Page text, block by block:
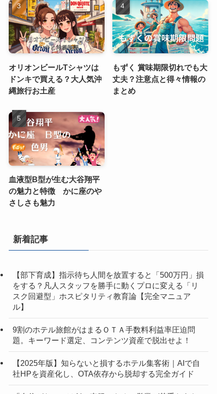
オリオンビールTシャツは
ドンキで買える？大人気沖
縄旅行お土産
もずく 賞味期限切れでも大
丈夫？注意点と得々情報の
まとめ
血液型B型が生む大谷翔平
の魅力と特徴 かに座のや
さしさも魅力
新着記事
【部下育成】指示待ち人間を放置すると「500万円」損
をする？凡人スタッフを勝手に動くプロに変える「リ
スク回避型」ホスピタリティ教育論【完全マニュア
ル】
9割のホテル旅館がはまるＯＴＡ手数料利益率圧迫問
題。キーワード選定、コンテンツ資産で脱出せよ！
【2025年版】知らないと損するホテル集客術｜AIで自
社HPを資産化し、OTA依存から脱却する完全ガイド